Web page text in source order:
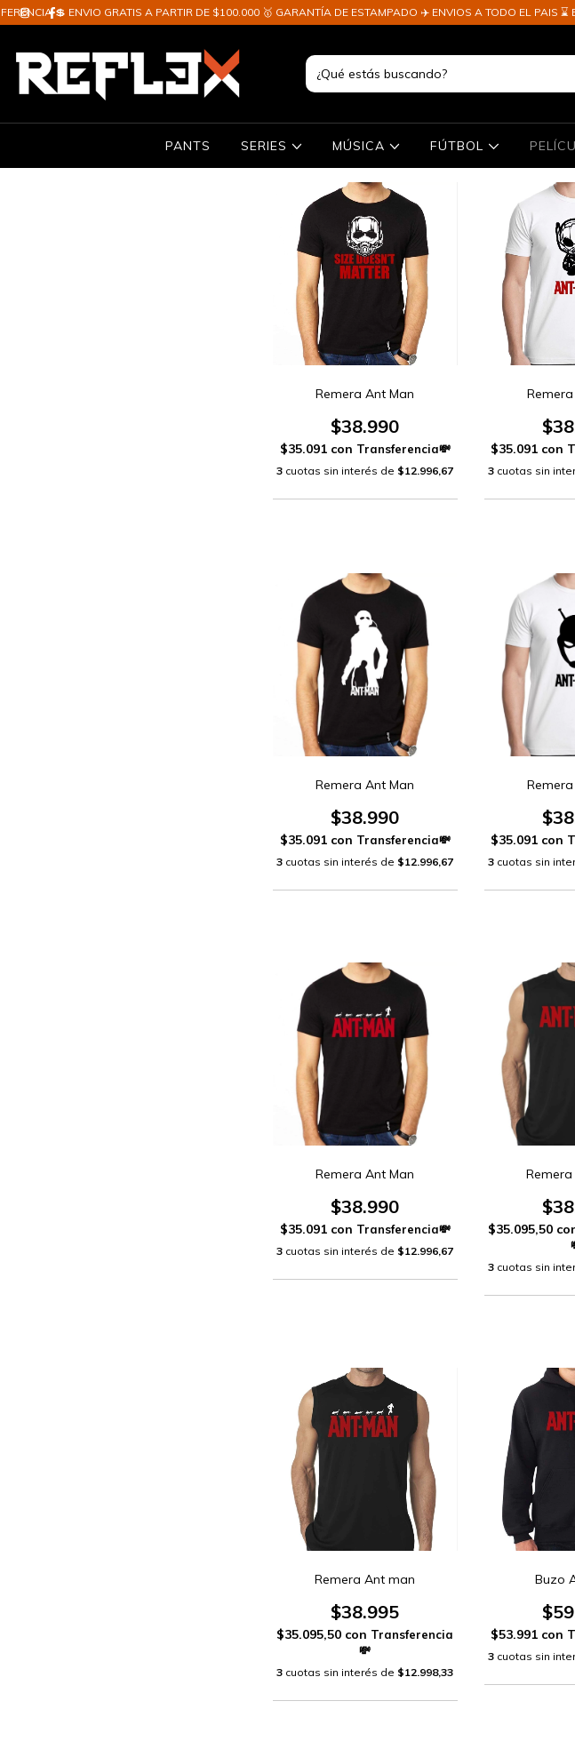
GRATIS A PARTIR DE $100.000 🥇 GARANTÍA DE ESTAMPADO ✈️ ENVIOS A TODO EL PAIS ⌛ ENTREGAS
PANTS SERIES MÚSICA FÚTBOL
Remera Ant Man
$38.990
$35.091 con
3 cuotas sin interés de $12.996,67
$35.091 con
3 cuotas sin
Remera Ant Man
$38.990
$35.091 con
3 cuotas sin interés de $12.996,67
$35.091 con
3 cuotas sin
Remera Ant Man
$38.990
$35.091 con
3 cuotas sin interés de $12.996,67
$35.095,50
3 cuotas sin
Remera Ant man
$38.995
$35.095,50 con
3 cuotas sin interés de $12.998,33
Buzo
$53.991 con
3 cuotas sin